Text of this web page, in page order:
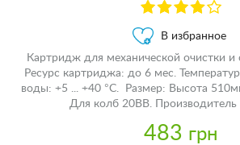
В избранное
Картридж для механической очистки и
Ресурс картриджа: до 6 мес.
воды: +5 ... +40 °С. Размер: Высота
Для колб 20BB. Производитель
483 грн